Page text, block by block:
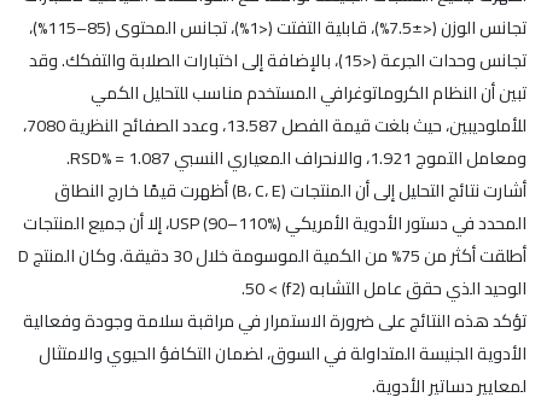
تجانس الوزن (<±7.5%)، قابلية التفتت (<1%)، تجانس المحتوى (85–115%)،
تجانس وحدات الجرعة (<15)، بالإضافة إلى اختبارات الصلابة والتفكك. وقد
تبين أن النظام الكروماتوغرافي المستخدم مناسب للتحليل الكمي
للأملوديبين، حيث بلغت قيمة الفصل 13.587، وعدد الصفائح النظرية 7080،
ومعامل التموج 1.921، والانحراف المعياري النسبي RSD% = 1.087.
أشارت نتائج التحليل إلى أن المنتجات (B، C، E) أظهرت قيمًا خارج النطاق
المحدد في دستور الأدوية الأمريكي USP (90–110%)، إلا أن جميع المنتجات
أطلقت أكثر من 75% من الكمية الموسومة خلال 30 دقيقة. وكان المنتج D
الوحيد الذي حقق عامل التشابه (f2) > 50.
تؤكد هذه النتائج على ضرورة الاستمرار في مراقبة سلامة وجودة وفعالية
الأدوية الجنيسة المتداولة في السوق، لضمان التكافؤ الحيوي والامتثال
لمعايير دساتير الأدوية.